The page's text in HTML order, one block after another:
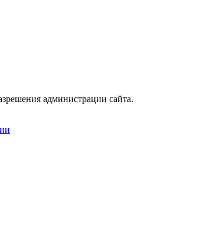
администрации сайта.